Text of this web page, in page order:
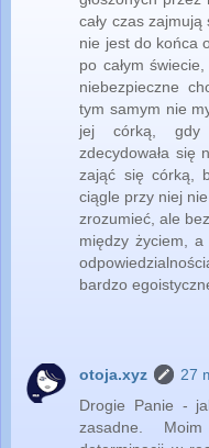
cały czas
nie jest do końca
po całym
niebezpieczne
tym samym nie
jej córką, gdy
zdecydowała się
zająć się córką,
ciągle przy niej
zrozumieć, ale
między życiem, a
bardzo
otoja.xyz
27
Drogie Panie -
zasadne.